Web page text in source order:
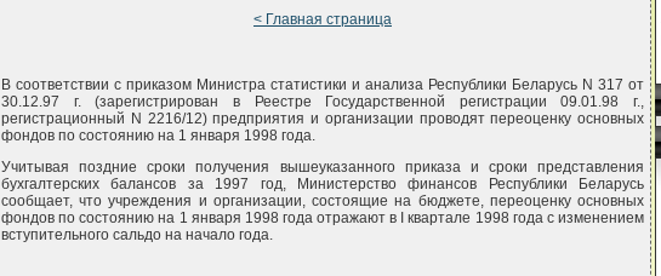
< Главная страница
В соответствии с приказом Министра статистики и анализа Республики Беларусь N 317 от
30.12.97 г. (зарегистрирован в Реестре Государственной регистрации 09.01.98 г.,
регистрационный N 2216/12) предприятия и организации проводят переоценку основных
фондов по состоянию на 1 января 1998 года.
Учитывая поздние сроки получения вышеуказанного приказа и сроки представления
бухгалтерских балансов за 1997 год, Министерство финансов Республики Беларусь
сообщает, что учреждения и организации, состоящие на бюджете, переоценку основных
фондов по состоянию на 1 января 1998 года отражают в I квартале 1998 года с изменением
вступительного сальдо на начало года.